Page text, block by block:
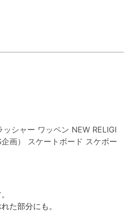
シャー ワッペン NEW RELIGI
画） スケートボード スケボー
た部分にも。